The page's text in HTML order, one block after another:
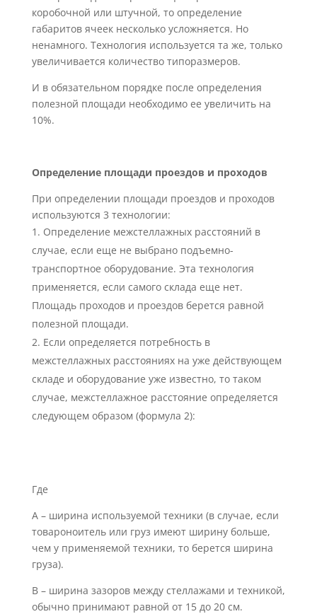
коробочной или штучной, то определение
габаритов ячеек несколько усложняется. Но
ненамного. Технология используется та же, только
увеличивается количество типоразмеров.
И в обязательном порядке после определения
полезной площади необходимо ее увеличить на
10%.
Определение площади проездов и проходов
При определении площади проездов и проходов
используются 3 технологии:
Определение межстеллажных расстояний в
случае, если еще не выбрано подъемно-
транспортное оборудование. Эта технология
применяется, если самого склада еще нет.
Площадь проходов и проездов берется равной
полезной площади.
Если определяется потребность в
межстеллажных расстояниях на уже действующем
складе и оборудование уже известно, то таком
случае, межстеллажное расстояние определяется
следующем образом (формула 2):
Где
А – ширина используемой техники (в случае, если
товароноитель или груз имеют ширину больше,
чем у применяемой техники, то берется ширина
груза).
В – ширина зазоров между стеллажами и техникой,
обычно принимают равной от 15 до 20 см.